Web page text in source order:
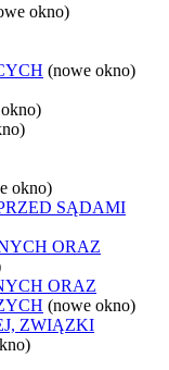
okno)
(nowe okno)
okno)
SĄDAMI
ORAZ
ORAZ
(nowe okno)
ZWIĄZKI